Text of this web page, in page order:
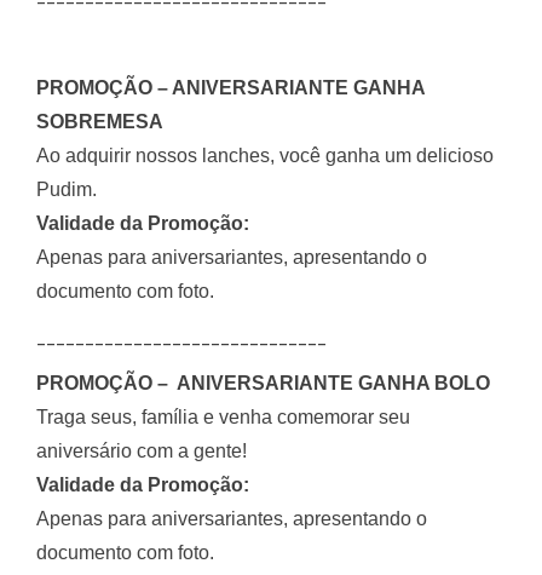
PROMOÇÃO – ANIVERSARIANTE GANHA
SOBREMESA
Ao adquirir nossos lanches, você ganha um delicioso
Pudim.
Validade da Promoção:
Apenas para aniversariantes, apresentando o
documento com foto.
PROMOÇÃO – ANIVERSARIANTE GANHA BOLO
Traga seus, família e venha comemorar seu
aniversário com a gente!
Validade da Promoção:
Apenas para aniversariantes, apresentando o
documento com foto.